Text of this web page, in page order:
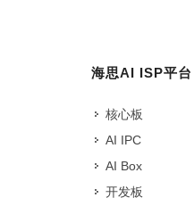
海思AI ISP平台
核心板
AI IPC
AI Box
开发板